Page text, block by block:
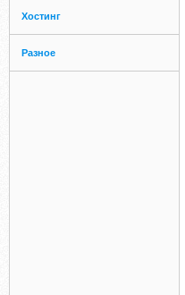
Хостинг
Разное